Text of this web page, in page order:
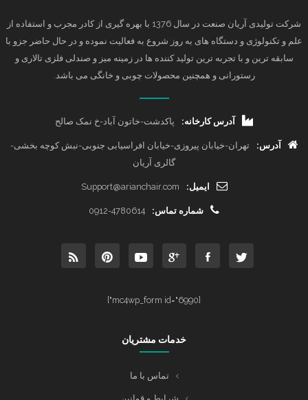
شرکت تولیدی آریان صنعت در سال 1376 با بهره گیری از کادر مجرب و استفاده از
علم و تکنولوژی و دستگاه های به روز شروع به فعالیت نموده و در حال حاضر جزو با
سابقه ترین و با تجربه ترین تولید کننده ها در زمینه میز و صندلی فلزی تالاری و
رستورانی و همچنین محصولات چوبی و خانگی می باشد.
آدرس کارخانه: پاکدشت-خاتون آباد-خ نمک صالح
آدرس:
تهران-خیابان پیروزی-خیابان افراسیابی جنوبی-نبش کوچه بخشی-
گالری آریان
ایمیل: Support@arianchair.com
شماره تماس: 0912-4780614
[mc4wp_form id="6990"]
خدمات مشتریان
تماس با ما